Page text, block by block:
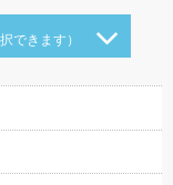
できます）